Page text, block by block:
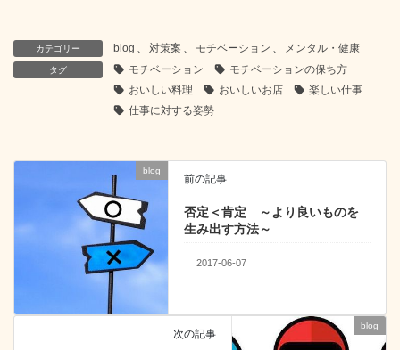
c
e
o
tt
er
e
n
a
e
k
e
dI
n
カテゴリー blog 対策案 モチベーション メンタル・健康
タグ モチベーション
モチベーションの保ち方
おいしい料理
おいしいお店
楽しい仕事
仕事に対する姿勢
blog
前の記事
否定＜肯定 ～より良いものを
生み出す方法～
2017-06-07
blog
次の記事